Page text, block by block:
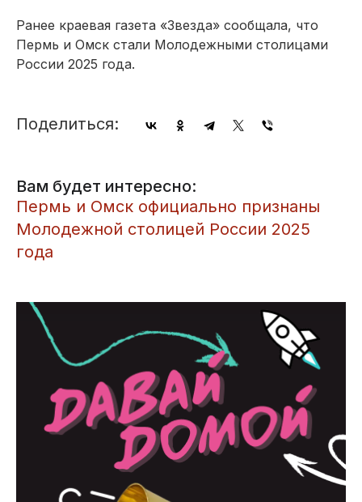
Ранее краевая газета «Звезда» сообщала, что
Пермь и Омск стали Молодежными столицами
России 2025 года.
Поделиться:
Вам будет интересно:
​Пермь и Омск официально признаны
Молодежной столицей России 2025
года